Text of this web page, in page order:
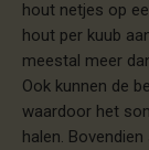
hout netjes op
hout per kuub
meestal meer
Ook kunnen de
waardoor het
halen.